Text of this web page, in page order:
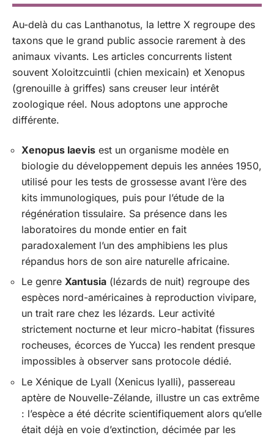
Au-delà du cas Lanthanotus, la lettre X regroupe des
taxons que le grand public associe rarement à des
animaux vivants. Les articles concurrents listent
souvent Xoloitzcuintli (chien mexicain) et Xenopus
(grenouille à griffes) sans creuser leur intérêt
zoologique réel. Nous adoptons une approche
différente.
Xenopus laevis est un organisme modèle en
biologie du développement depuis les années 1950,
utilisé pour les tests de grossesse avant l’ère des
kits immunologiques, puis pour l’étude de la
régénération tissulaire. Sa présence dans les
laboratoires du monde entier en fait
paradoxalement l’un des amphibiens les plus
répandus hors de son aire naturelle africaine.
Le genre Xantusia (lézards de nuit) regroupe des
espèces nord-américaines à reproduction vivipare,
un trait rare chez les lézards. Leur activité
strictement nocturne et leur micro-habitat (fissures
rocheuses, écorces de Yucca) les rendent presque
impossibles à observer sans protocole dédié.
Le Xénique de Lyall (Xenicus lyalli), passereau
aptère de Nouvelle-Zélande, illustre un cas extrême
: l’espèce a été décrite scientifiquement alors qu’elle
était déjà en voie d’extinction, décimée par les